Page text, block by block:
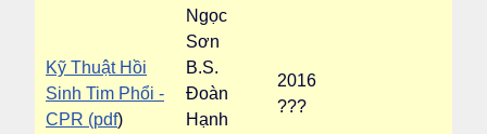
Kỹ Thuật Hồi
Sinh Tim Phổi -
CPR (pdf)
Ngọc
Sơn
B.S.
Đoàn
Hạnh
2016
???